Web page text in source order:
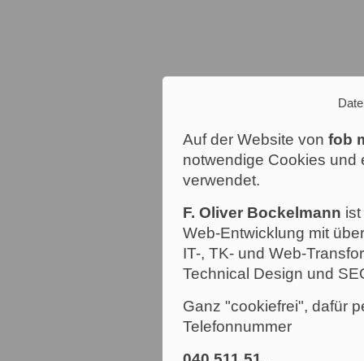
Auf der Website von fob
notwendige Cookies und
verwendet.
F. Oliver Bockelmann
Web-Entwicklung mit
IT-, TK- und Web-
Technical Design und
Ganz "cookiefrei", dafür
Telefonnummer